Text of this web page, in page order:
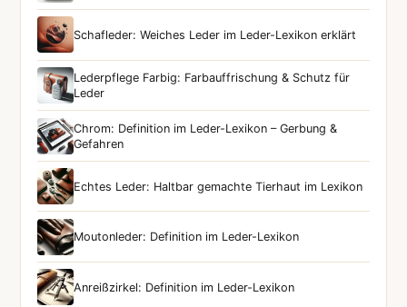
Schafleder: Weiches Leder im Leder-Lexikon erklärt
Lederpflege Farbig: Farbauffrischung & Schutz für
Leder
Chrom: Definition im Leder-Lexikon – Gerbung &
Gefahren
Echtes Leder: Haltbar gemachte Tierhaut im Lexikon
Moutonleder: Definition im Leder-Lexikon
Anreißzirkel: Definition im Leder-Lexikon